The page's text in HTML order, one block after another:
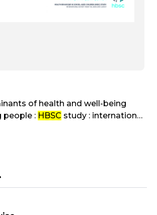
of health and well-being
people : HBSC study : international